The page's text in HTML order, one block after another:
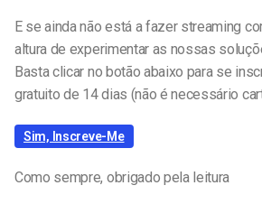
E se ainda não está a fazer streaming
altura de experimentar as nossas
Basta clicar no botão abaixo para se
gratuito de 14 dias (não é necessário
Sim, Inscreve-Me
Como sempre, obrigado pela leitura